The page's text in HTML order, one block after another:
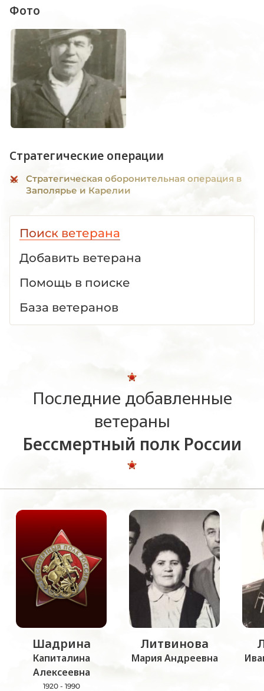
Фото
Стратегические операции
Стратегическая оборонительная операция в
Заполярье и Карелии
Поиск ветерана
Добавить ветерана
Помощь в поиске
База ветеранов
Последние добавленные
ветераны
Бессмертный полк России
Шадрина
Капиталина
Алексеевна
1920 - 1990
Литвинова
Мария Андреевна